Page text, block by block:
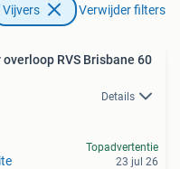
Vijvers Verwijder filters
RVS Brisbane 60
Details
Topadvertentie
23 jul 26